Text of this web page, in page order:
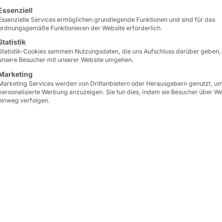
den SystemgastronomenVAPIANOmit
Restaurant in Kassel können die Gäste an
bezahlen.
VAPIONO und PYRAMID zusammen. Das
und Lokalisation System verfolgt den Gast über
So kann die Bedienung den Gast auch
eine Liste der Service-Gruppen, für die eine
Services ermöglichen grundlegende Funktionen und sind für das
Funktionieren der Website erforderlich.
Cookies sammeln Nutzungsdaten, die uns Aufschluss darüber
Besucher mit unserer Website umgehen.
Services werden von Drittanbietern oder Herausgebern genutzt, um
Werbung anzuzeigen. Sie tun dies, indem sie Besucher über
verfolgen.